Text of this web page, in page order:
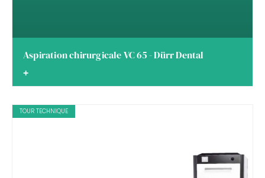
Aspiration chirurgicale VC 65 - Dürr Dental
+
TOUR TECHNIQUE